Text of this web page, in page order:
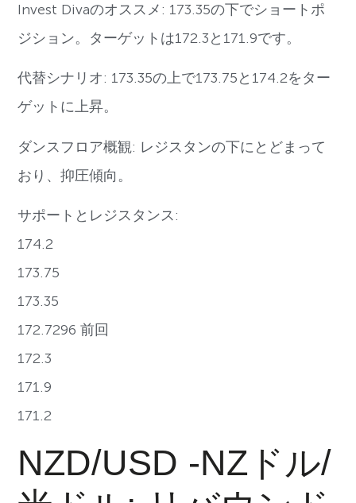
Invest Divaのオススメ: 173.35の下でショートポ
ジション。ターゲットは172.3と171.9です。
代替シナリオ: 173.35の上で173.75と174.2をター
ゲットに上昇。
ダンスフロア概観: レジスタンの下にとどまって
おり、抑圧傾向。
サポートとレジスタンス:
174.2
173.75
173.35
172.7296 前回
172.3
171.9
171.2
NZD/USD -NZドル/